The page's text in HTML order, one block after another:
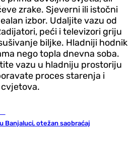
zrake. Sjeverni ili istočni
izbor. Udaljite vazu od
peći i televizori griju
biljke. Hladniji hodnik
nego topla dnevna soba.
vazu u hladniju prostoriju
proces starenja i
Banjaluci, otežan saobraćaj